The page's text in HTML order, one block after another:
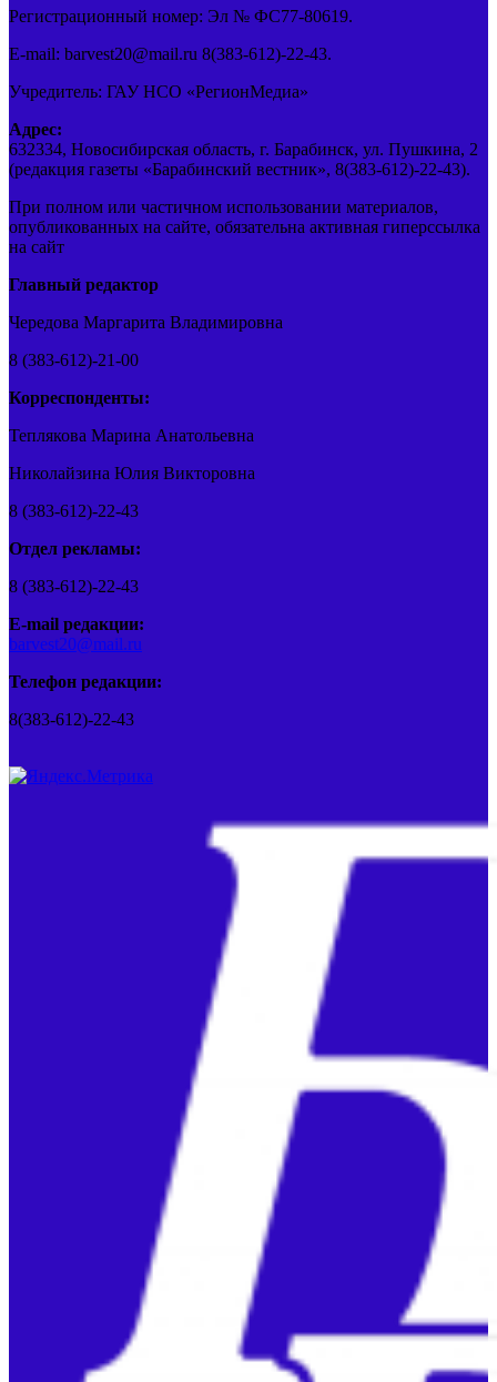
Регистрационный номер: Эл № ФС77-80619.
E-mail: barvest20@mail.ru 8(383-612)-22-43.
Учредитель: ГАУ НСО «РегионМедиа»
Адрес:
632334, Новосибирская область, г. Барабинск, ул. Пушкина, 2
(редакция газеты «Барабинский вестник», 8(383-612)-22-43).
При полном или частичном использовании материалов,
опубликованных на сайте, обязательна активная гиперссылка
на сайт
Главный редактор
Чередова Маргарита Владимировна
8 (383-612)-21-00
Корреспонденты:
Теплякова Марина Анатольевна
Николайзина Юлия Викторовна
8 (383-612)-22-43
Отдел рекламы:
8 (383-612)-22-43
E-mail редакции:
barvest20@mail.ru
Телефон редакции:
8(383-612)-22-43